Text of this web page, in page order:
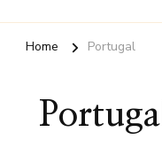
Home Portugal